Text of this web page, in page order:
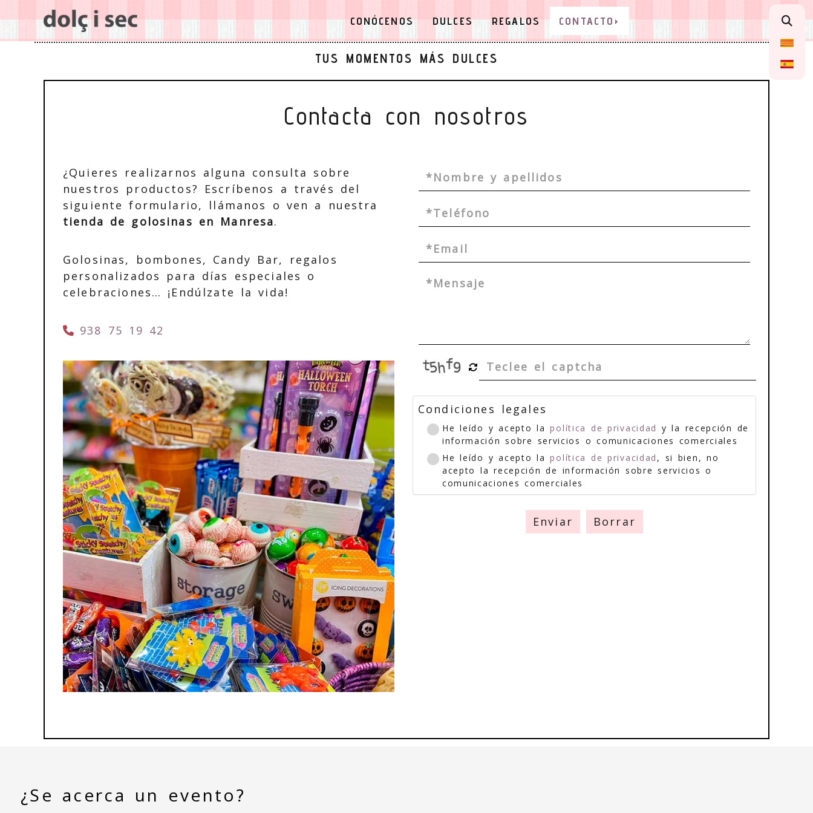
CONÓCENOS DULCES REGALOS CONTACTO
TUS MOMENTOS MÁS DULCES
Contacta con nosotros
¿Quieres realizarnos alguna consulta sobre
nuestros productos? Escríbenos a través del
siguiente formulario, llámanos o ven a nuestra
tienda de golosinas en Manresa.
Golosinas, bombones, Candy Bar, regalos
personalizados para días especiales o
celebraciones… ¡Endúlzate la vida!
938 75 19 42
Condiciones legales
He leído y acepto lapolítica de privacidad y la recepción de
información sobre servicios o comunicaciones comerciales
He leído y acepto lapolítica de privacidad , si bien, no
acepto la recepción de información sobre servicios o
comunicaciones comerciales
Enviar Borrar
¿Se acerca un evento?